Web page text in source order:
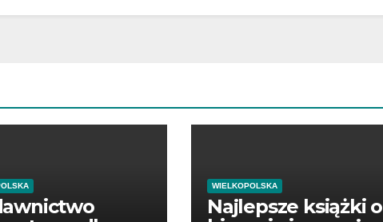
WIELKOPOLSKA
Najlepsze książki o